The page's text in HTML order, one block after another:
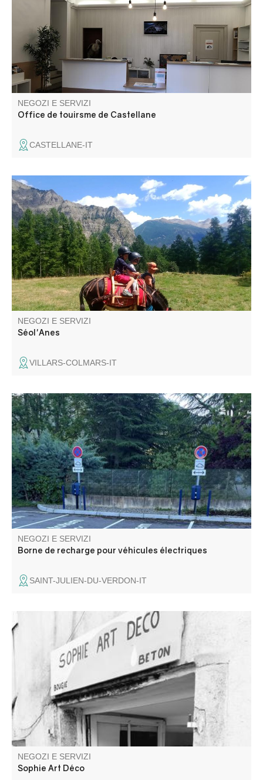
NEGOZI E SERVIZI
Office de touirsme de Castellane
CASTELLANE-IT
Passeggiate gratuite di mezza giornata o di una giornata
intera nella valle della Chasse da Villars-Colmars. Docili e
affettuosi, gli asini saranno i vostri nuovi compagni di
passeggiate, pisolini e sogni, trasportando il vostro picnic
e motivando i vostri piccoli escursionisti.
NEGOZI E SERVIZI
Séol'Anes
VILLARS-COLMARS-IT
Bornes de recharge électrique pour 6 véhicules.
NEGOZI E SERVIZI
Borne de recharge pour véhicules électriques
SAINT-JULIEN-DU-VERDON-IT
Creazione di candele vegetali, portacandele e articoli
decorativi in cemento. Il tutto realizzato dalle piccole mani
di Sophie.
NEGOZI E SERVIZI
Sophie Art Déco